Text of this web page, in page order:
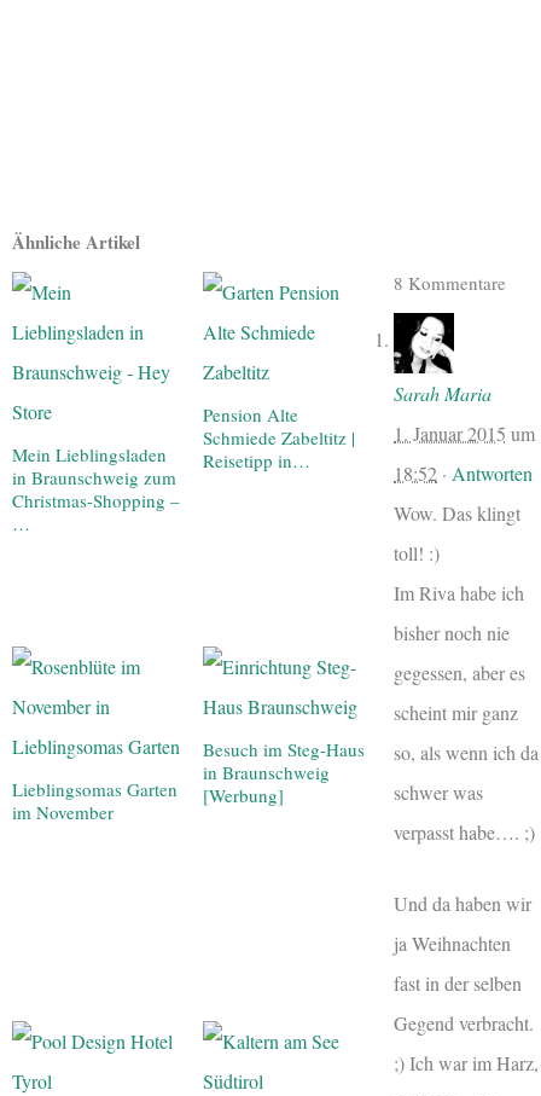
Ähnliche Artikel
Mein Lieblingsladen
in Braunschweig zum
Christmas-Shopping –
…
Pension Alte
Schmiede Zabeltitz |
Reisetipp in…
Lieblingsomas Garten
im November
Besuch im Steg-Haus
in Braunschweig
[Werbung]
8 Kommentare
Sarah Maria
1. Januar 2015 um
18:52 · Antworten
Wow. Das klingt
toll! :)
Im Riva habe ich
bisher noch nie
gegessen, aber es
scheint mir ganz
so, als wenn ich da
schwer was
verpasst habe…. ;)
Und da haben wir
ja Weihnachten
fast in der selben
Gegend verbracht.
;) Ich war im Harz,